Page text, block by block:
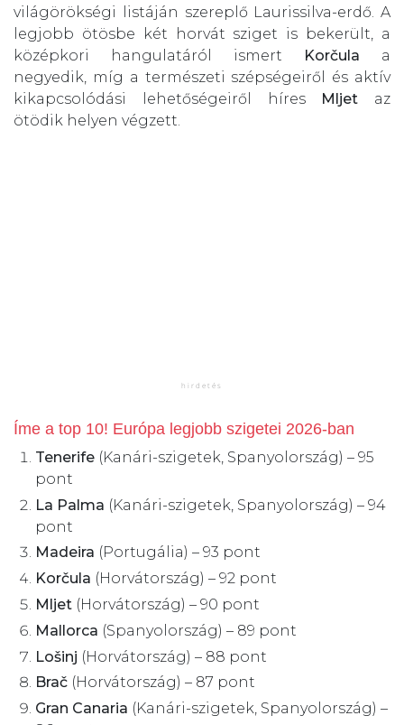
világörökségi listáján szereplő Laurissilva-erdő. A
legjobb ötösbe két horvát sziget is bekerült, a
középkori hangulatáról ismert
Korčula a
negyedik, míg a természeti szépségeiről és aktív
kikapcsolódási lehetőségeiről híres Mljet az
ötödik helyen végzett.
Íme a top 10! Európa legjobb szigetei 2026-ban
Tenerife (Kanári-szigetek, Spanyolország) – 95
pont
La Palma (Kanári-szigetek, Spanyolország) – 94
pont
Madeira (Portugália) – 93 pont
Korčula (Horvátország) – 92 pont
Mljet (Horvátország) – 90 pont
Mallorca (Spanyolország) – 89 pont
Lošinj (Horvátország) – 88 pont
Brač (Horvátország) – 87 pont
Gran Canaria (Kanári-szigetek, Spanyolország) –